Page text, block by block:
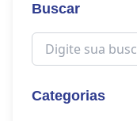
Buscar
Categorias